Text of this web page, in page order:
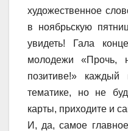
художественное
в ноябрьскую
увидеть! Гала
молодежи «Прочь,
позитиве!»
тематике, но не
карты, приходите и
И, да, самое